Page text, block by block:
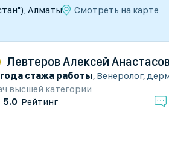
Алматы
Смотреть на карте
Левтеров Алексей
стажа работы, Венеролог,
высшей категории
5.0 Рейтинг